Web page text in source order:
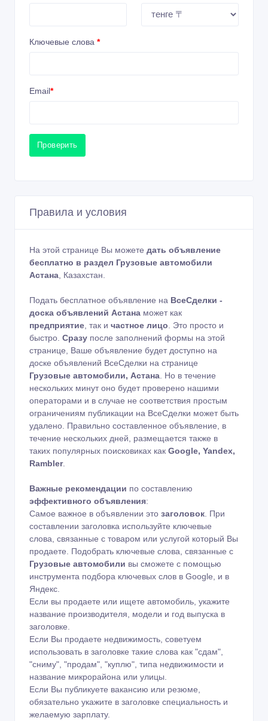
Ключевые слова *
Email*
Проверить
Правила и условия
На этой странице Вы можете дать объявление
бесплатно в раздел Грузовые автомобили
Астана , Казахстан.
Подать бесплатное объявление на ВсеСделки -
доска объявлений Астана может как
предприятие , так и частное лицо . Это просто и
быстро. Сразу после заполнений формы на этой
странице, Ваше объявление будет доступно на
доске объявлений ВсеСделки на странице
Грузовые автомобили, Астана . Но в течение
нескольких минут оно будет проверено нашими
операторами и в случае не соответствия простым
ограничениям публикации на ВсеСделки может быть
удалено. Правильно составленное объявление, в
течение нескольких дней, размещается также в
таких популярных поисковиках как Google, Yandex,
Rambler.
Важные рекомендации по составлению
эффективного объявления:
Самое важное в объявлении это заголовок . При
составлении заголовка используйте ключевые
слова, связанные с товаром или услугой который Вы
продаете. Подобрать ключевые слова, связанные с
Грузовые автомобили вы сможете с помощью
инструмента подбора ключевых слов в Google
и в
Яндекс
Если вы продаете или ищете автомобиль, укажите
название производителя, модели и год выпуска в
заголовке.
Если Вы продаете недвижимость, советуем
использовать в заголовке такие слова как "сдам",
"сниму", "продам", "куплю", типа недвижимости и
название микрорайона или улицы.
Если Вы публикуете вакансию или резюме,
обязательно укажите в заголовке специальность и
желаемую зарплату.